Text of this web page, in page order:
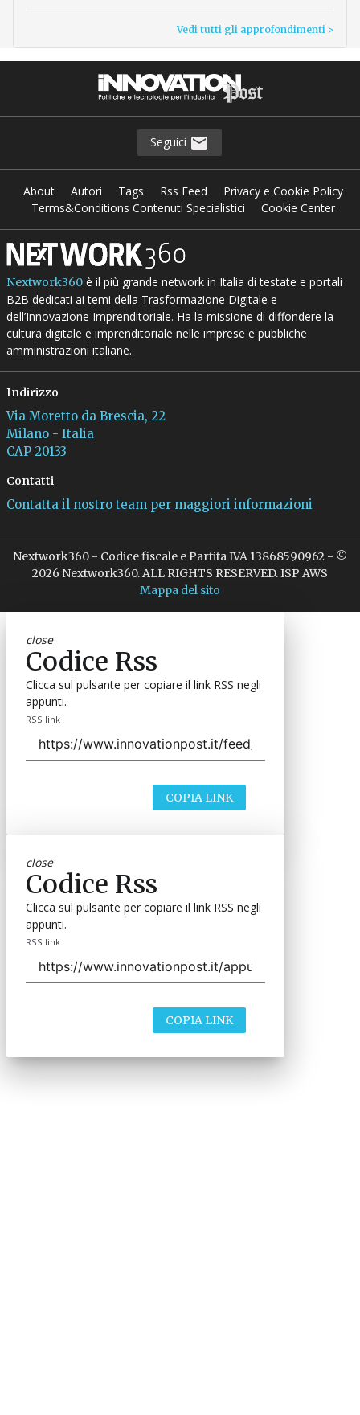
Vedi tutti gli approfondimenti >
Seguici
About Autori Tags Rss Feed
Privacy e Cookie Policy
Terms&Conditions Contenuti Specialistici
Cookie Center
Nextwork360è il più grande network in Italia di testate e portali
B2B dedicati ai temi della Trasformazione Digitale e
dell’Innovazione Imprenditoriale. Ha la missione di diffondere la
cultura digitale e imprenditoriale nelle imprese e pubbliche
amministrazioni italiane.
Indirizzo
Via Moretto da Brescia, 22
Milano - Italia
CAP 20133
Contatti
Contatta il nostro team per maggiori informazioni
Nextwork360 - Codice fiscale e Partita IVA 13868590962 - ©
2026 Nextwork360. ALL RIGHTS RESERVED. ISP AWS
Mappa del sito
close
Codice Rss
Clicca sul pulsante per copiare il link RSS negli
appunti.
RSS link
COPIA LINK
close
Codice Rss
Clicca sul pulsante per copiare il link RSS negli
appunti.
RSS link
COPIA LINK